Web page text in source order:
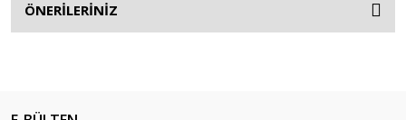
ÖNERİLERİNİZ